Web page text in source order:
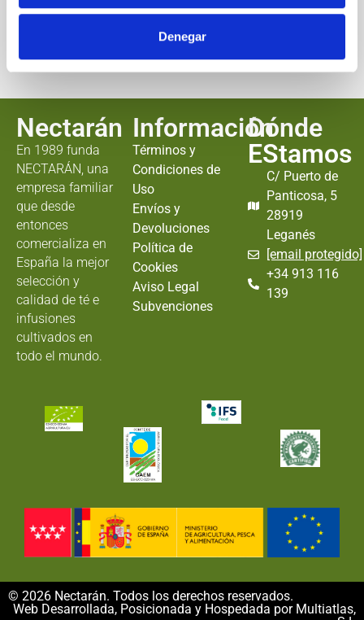
Denegar
1 2
Nectarán
En 1989 funda
NECTARÁN, una
empresa familiar
que desde
entonces
comercializa en
España la mejor
selección y
calidad de té e
infusiones
cultivados en
todo el mundo.
Información
Términos y
Condiciones de
Uso
Envíos y
Devoluciones
Política de
Cookies
Aviso Legal
Subvenciones
Dónde
EStamos
C/ Puerto de
Panticosa, 5
28919
Leganés
[email protegido]
+34 913 116
139
© 2026 Nectarán. Todos los derechos reservados.
Web Desarrollada, Posicionada y Hospedada por Multiatlas,